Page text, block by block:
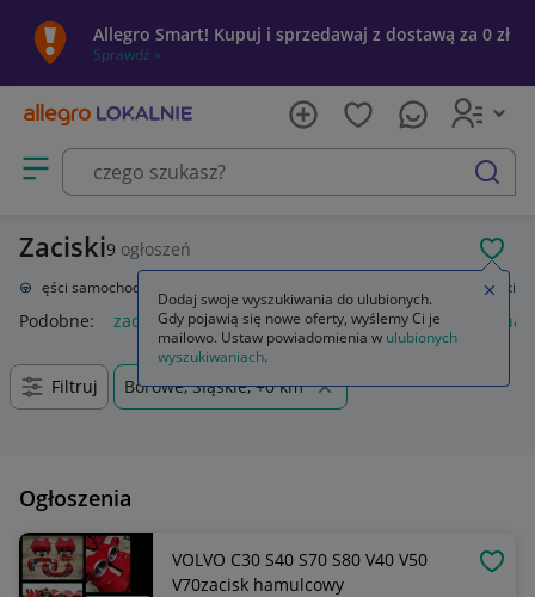
Allegro Smart! Kupuj i sprzedawaj z dostawą za 0 zł
Sprawdź »
Otwórz menu z kategoriami
szukaj
Zaciski9 ogłoszeń
Części samochodowe Zaciski
Podobne: zacisk nakładki na zaciski hamulcowe zaciski na
Filtruj Borowe, Śląskie, +0 km
Ogłoszenia
VOLVO C30 S40 S70 S80 V40 V50
V70zacisk hamulcowy
Dodaj swoje wyszukiwania do ulubionych.
Gdy pojawią się nowe oferty, wyślemy Ci je
mailowo. Ustaw powiadomienia w ulubionych
wyszukiwaniach.